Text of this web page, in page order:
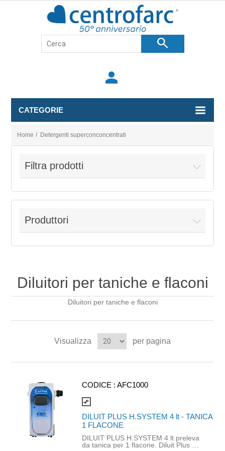
search
person
CATEGORIE
Home / Detergenti superconconcentrati
Filtra prodotti
Produttori
Diluitori per taniche e flaconi
Diluitori per taniche e flaconi
Visualizza per pagina
CODICE :AFC1000
compare_arrows
DILUIT PLUS H.SYSTEM 4 lt - TANICA
1 FLACONE
DILUIT PLUS H.SYSTEM 4 lt preleva
da tanica per 1 flacone. Diluit Plus è